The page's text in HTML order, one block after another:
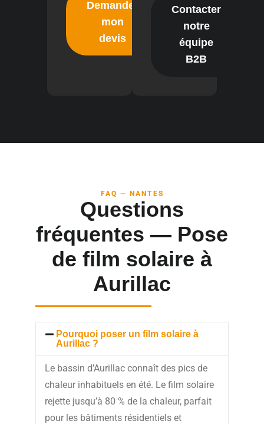
Demander
mon
devis
Contacter
notre
équipe
B2B
FAQ — NANTES
Questions
fréquentes — Pose
de film solaire à
Aurillac
Pourquoi poser un film solaire à
Aurillac ?
Le bassin d’Aurillac connaît des pics de
chaleur inhabituels en été. Le film solaire
rejette jusqu’à 80 % de la chaleur, parfait
pour les bâtiments résidentiels et